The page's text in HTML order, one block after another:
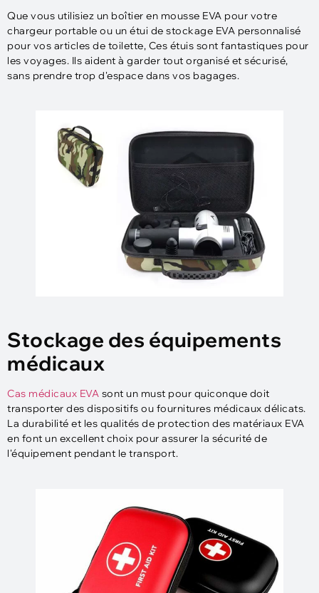
Que vous utilisiez un boîtier en mousse EVA pour votre
chargeur portable ou un étui de stockage EVA personnalisé
pour vos articles de toilette, Ces étuis sont fantastiques pour
les voyages. Ils aident à garder tout organisé et sécurisé,
sans prendre trop d'espace dans vos bagages.
Stockage des équipements
médicaux
Cas médicaux EVA sont un must pour quiconque doit
transporter des dispositifs ou fournitures médicaux délicats.
La durabilité et les qualités de protection des matériaux EVA
en font un excellent choix pour assurer la sécurité de
l'équipement pendant le transport.